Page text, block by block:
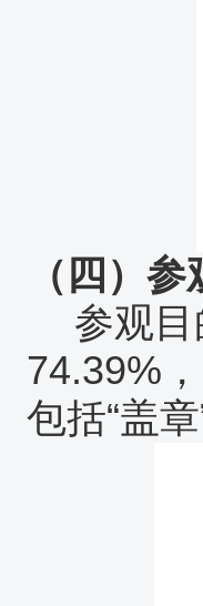
（四）
参观
74.39%
包括“盖